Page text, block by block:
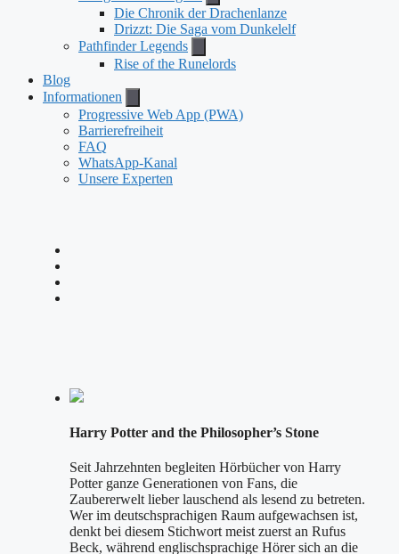
Die Chronik der Drachenlanze
Drizzt: Die Saga vom Dunkelelf
Pathfinder Legends
Rise of the Runelords
Blog
Informationen
Progressive Web App (PWA)
Barrierefreiheit
FAQ
WhatsApp-Kanal
Unsere Experten
Harry Potter and the Philosopher’s Stone
Seit Jahrzehnten begleiten Hörbücher von Harry
Potter ganze Generationen von Fans, die
Zaubererwelt lieber lauschend als lesend zu betreten.
Wer im deutschsprachigen Raum aufgewachsen ist,
denkt bei diesem Stichwort meist zuerst an Rufus
Beck, während englischsprachige Hörer sich an die